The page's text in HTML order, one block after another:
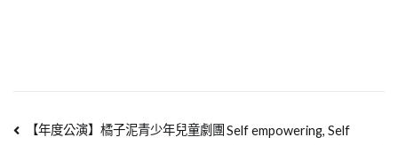
【年度公演】橘子泥青少年兒童劇團 Self empowering, Self